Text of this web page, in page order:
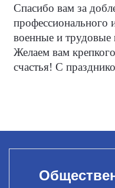
Спасибо вам за
профессионального
военные и трудовые
Желаем вам
счастья! С